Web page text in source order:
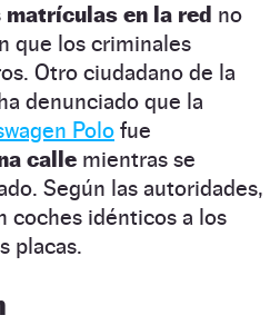
matrículas en la red no
que los criminales
Otro ciudadano de la
ha denunciado que la
Polo fue
calle mientras se
Según las autoridades,
coches idénticos a los
placas.